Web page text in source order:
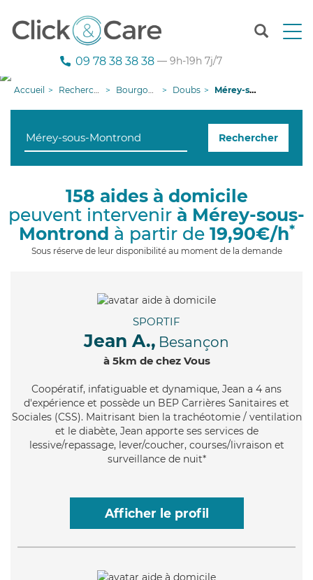
T
n
g
i
o
09 78 38 38 38 — 9h-19h 7j/7
Accueil Recherche aide à domicile Bourgogne-Franche-Comté Doubs Mérey-sous-Montrond
Rechercher
158 aides à domicile
peuvent intervenir à Mérey-sous-
Montrond à partir de 19,90€/h*
Sous réserve de leur disponibilité au moment de la demande
SPORTIF
Jean A., Besançon
à 5km de chez Vous
Coopératif, infatiguable et dynamique, Jean a 4 ans
d'expérience et possède un BEP Carrières Sanitaires et
Sociales (CSS). Maitrisant bien la trachéotomie / ventilation
et le diabète, Jean apporte ses services de
lessive/repassage, lever/coucher, courses/livraison et
surveillance de nuit*
Afficher le profil